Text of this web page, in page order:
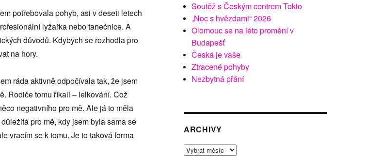
potřebovala pohyb, asi v deseti letech
lyžařka nebo tanečnice. A
důvodů. Kdybych se rozhodla pro
na hory.
ráda aktivně odpočívala tak, že jsem
Rodiče tomu říkali – lelkování. Což
negativního pro mě. Ale já to měla
pro mě, kdy jsem byla sama se
vracím se k tomu. Je to taková forma
Soutěž s Českým centrem Tokio
„Noc s hvězdami“ 2026
Olomouc se na léto promění v
Budapešť
Česká je vaše
Ztracené pohyby
Nezbytná přání
ARCHIVY
Archivy